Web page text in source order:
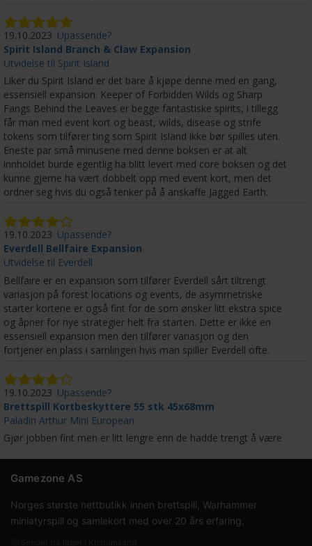
19.10.2023 Upassende?
Spirit Island Branch & Claw Expansion
Utvidelse til Spirit Island
Liker du Spirit Island er det bare å kjøpe denne med en gang,
essensiell expansion. Keeper of Forbidden Wilds og Sharp
Fangs Behind the Leaves er begge fantastiske spirits, i tillegg
får man med event kort og beast, wilds, disease og strife
tokens som tilfører ting som Spirit Island ikke bør spilles uten.
Eneste par små minusene med denne boksen er at alt
innholdet burde egentlig ha blitt levert med core boksen og det
kunne gjerne ha vært dobbelt opp med event kort, men det
ordner seg hvis du også tenker på å anskaffe Jagged Earth.
19.10.2023 Upassende?
Everdell Bellfaire Expansion
Utvidelse til Everdell
Bellfaire er en expansion som tilfører Everdell sårt tiltrengt
variasjon på forest locations og events, de asymmetriske
starter kortene er også fint for de som ønsker litt ekstra spice
og åpner for nye strategier helt fra starten. Dette er ikke en
essensiell expansion men den tilfører variasjon og den
fortjener en plass i samlingen hvis man spiller Everdell ofte.
19.10.2023 Upassende?
Brettspill Kortbeskyttere 55 stk 45x68mm
Paladin Arthur Mini European
Gjør jobben fint men er litt lengre enn de hadde trengt å være
Gamezone AS
Norges største nettbutikk innen brettspill, Warhammer
miniatyrspill og samlekort med over 20 års erfaring.